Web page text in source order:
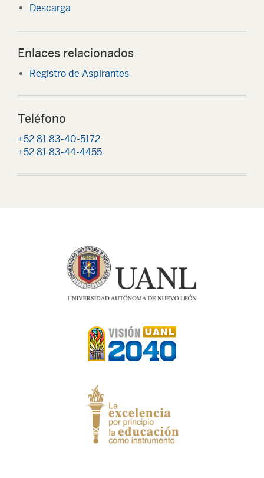
Descarga
Enlaces relacionados
Registro de Aspirantes
Teléfono
+52 81 83-40-5172
+52 81 83-44-4455